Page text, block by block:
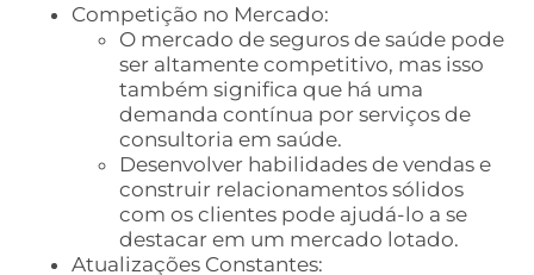
Competição no Mercado:
O mercado de seguros de saúde pode
ser altamente competitivo, mas isso
também significa que há uma
demanda contínua por serviços de
consultoria em saúde.
Desenvolver habilidades de vendas e
construir relacionamentos sólidos
com os clientes pode ajudá-lo a se
destacar em um mercado lotado.
Atualizações Constantes: